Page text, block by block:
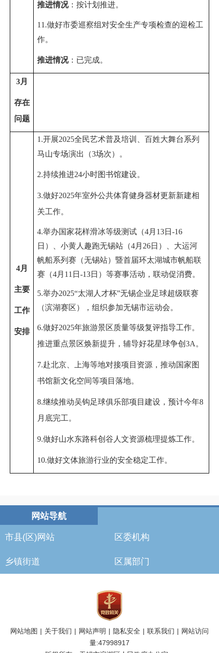
推进情况：按计划推进。
11.做好市委巡察组对安全生产专项检查的迎检工
作。
推进情况： 已完成。
3月
存在
问题
4月
主要
工作
安排
1.开展2025全民艺术普及培训、百姓大舞台系列
马山专场演出（3场次） 。
2.持续推进24小时图书馆建设。
3.做好2025年室外公共体育健身器材更新新建相
关工作。
4.举办国家花样滑冰等级测试 （4月 13日-16
日 ）、小黄人趣跑无锡站 （4月 26日）
大运河
帆船系列赛（无锡站）暨首届环太湖城市帆船联
赛 （4月 11 日-13日 ）等赛事活动，联动促消费。
5.举办2025“太湖人才杯”无锡企业足球超级联赛
（滨湖赛区）
，组织参加无锡市运动会。
6.做好2025年旅游景区质量等级复评指导工作。
推进重点景区焕新提升，辅导好花星球争创3A 。
7.赴北京、上海等地对接项目资源，推动国家图
书馆新文化空间等项目落地。
8.继续推动吴钩足球俱乐部项目建设，预计今年8
月底完工 。
9.做好山水东路科创谷人文资源梳理提炼工作。
10.做好文体旅游行业的安全稳定工作。
市县(区)网站 区委机构
乡镇街道 区属部门
网站地图 | 关于我们 | 网站声明 | 隐私安全 | 联系我们 | 网站访问
量:47998917